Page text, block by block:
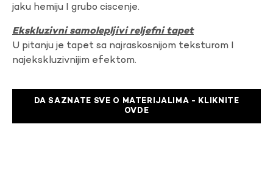
jaku hemiju I grubo ciscenje.
Ekskluzivni samolepljivi reljefni tapet
U pitanju je tapet sa najraskosnijom teksturom I
najekskluzivnijim efektom.
DA SAZNATE SVE O MATERIJALIMA - KLIKNITE
OVDE